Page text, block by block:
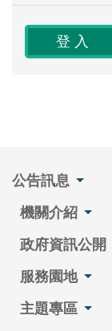
公告訊息
機關介紹
政府資訊公開
服務園地
主題專區